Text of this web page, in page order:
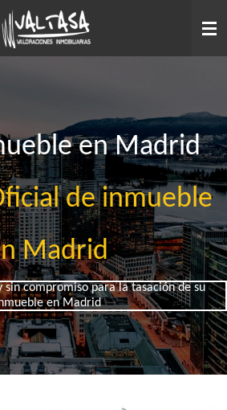
en Madrid
de inmueble
Madrid
sin compromiso para la tasación de su
en Madrid